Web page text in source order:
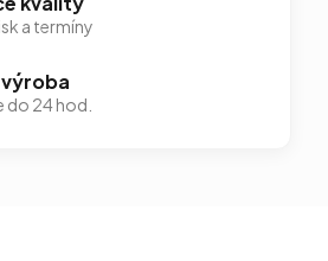
a termíny
do 24 hod.